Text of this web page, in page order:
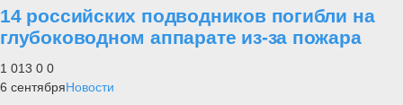
14 российских подводников погибли на
глубоководном аппарате из-за пожара
1 013 0 0
6 сентябряНовости